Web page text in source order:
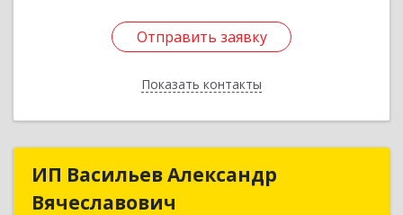
Отправить заявку
Показать контакты
Отправить заявку
Назад
ИП Васильев Александр
Вячеславович
ИП Васильев Александр